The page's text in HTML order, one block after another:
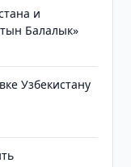
и
Балалык»
Узбекистану